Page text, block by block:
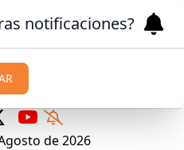
de 2026
notificaciones?